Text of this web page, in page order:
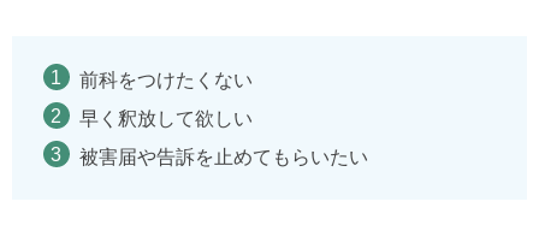
前科をつけたくない
早く釈放して欲しい
被害届や告訴を止めてもらいたい